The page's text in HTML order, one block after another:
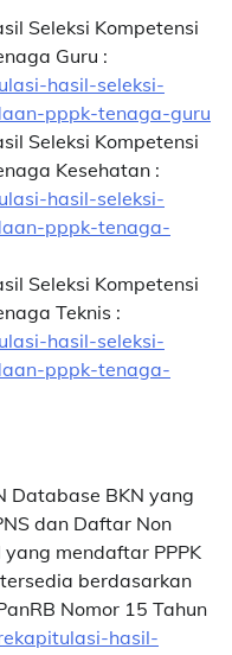
Seleksi Kompetensi
Guru :
hasil-seleksi-
pppk-tenaga-guru
Seleksi Kompetensi
Kesehatan :
hasil-seleksi-
pppk-tenaga-
Seleksi Kompetensi
Teknis :
hasil-seleksi-
pppk-tenaga-
Database BKN yang
dan Daftar Non
mendaftar PPPK
berdasarkan
Nomor 15 Tahun
hasil-